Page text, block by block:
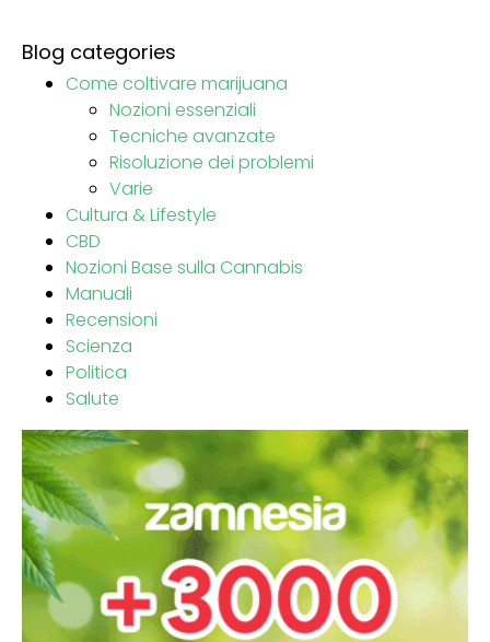
Blog categories
Come coltivare marijuana
Nozioni essenziali
Tecniche avanzate
Risoluzione dei problemi
Varie
Cultura & Lifestyle
CBD
Nozioni Base sulla Cannabis
Manuali
Recensioni
Scienza
Politica
Salute